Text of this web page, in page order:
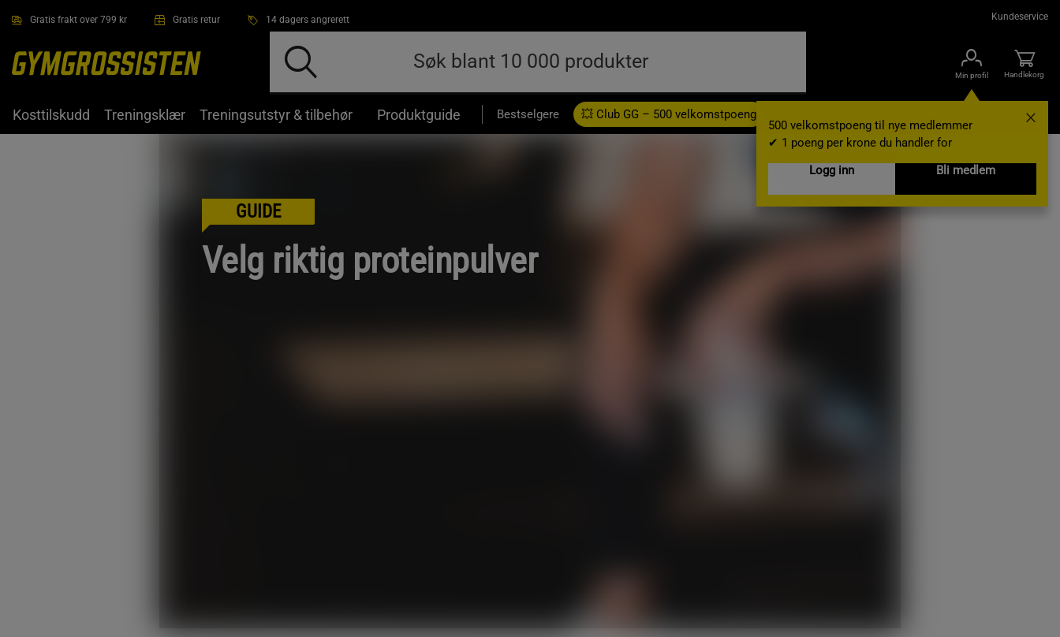
Gratis frakt over 799 kr Gratis retur 14 dagers angrerett Kundeservice
Min profil
500 velkomstpoeng til nye medlemmer
✔ 1 poeng per krone du handler for
Logg inn
Bli medlem
Handlekorg
Kosttilskudd Treningsklær Treningsutstyr & tilbehør Produktguide Bestselgere 💥 Club GG – 500 velkomstpoeng Gavekort
GUIDE
Velg riktig proteinpulver